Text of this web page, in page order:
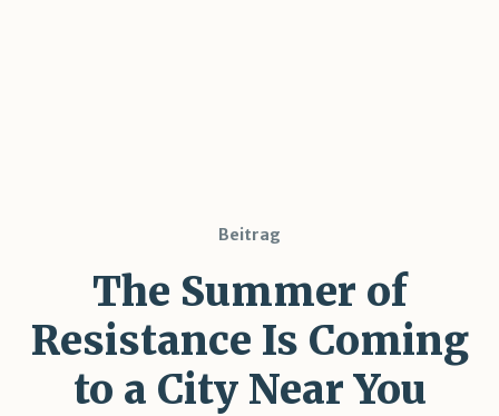
Beitrag
The Summer of
Resistance Is Coming
to a City Near You